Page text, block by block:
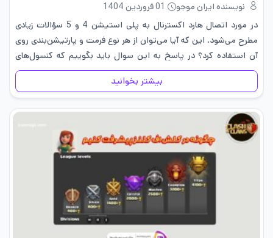
نویسنده ایران موجو
01 فروردین 1404
در مورد اتصال هارد اکسترنال به پلی استیشن 4 و 5 سؤالات زیادی
مطرح می‌شود. این که آیا می‌توان از هر نوع فرمت و پارتیشن‌بندی روی
آن استفاده کرد؟ در پاسخ به این سوال باید بگوییم که کنسول‌های
شرکت سونی به…
بیشتر بخوانید